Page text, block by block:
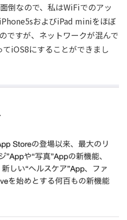
倒なので、私はWiFiでのアッ
およびiPad miniをほぼ
ですが、ネットワークが混んで
iOS8にすることができまし